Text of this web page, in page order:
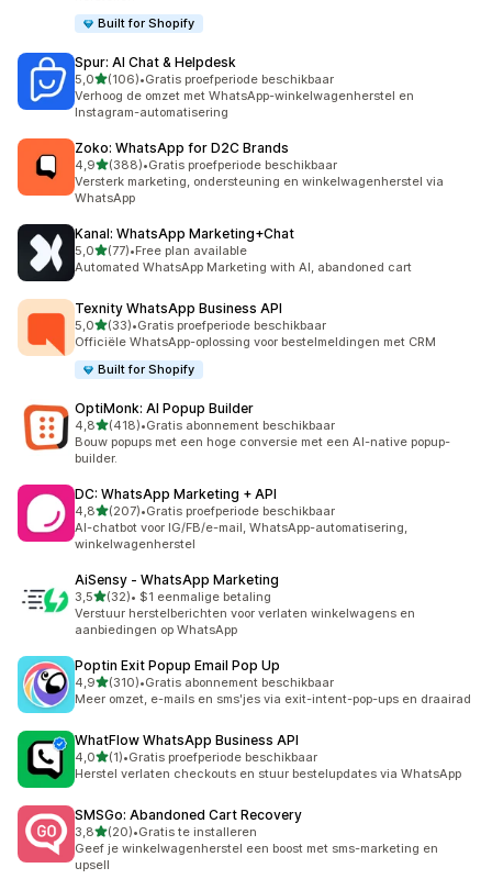
Built for Shopify
Spur: AI Chat & Helpdesk
5,0van 5 sterren
(106)
106 recensies in totaal
•Gratis proefperiode beschikbaar
Verhoog de omzet met WhatsApp-winkelwagenherstel en
Instagram-automatisering
Zoko: WhatsApp for D2C Brands
4,9van 5 sterren
(388)
388 recensies in totaal
•Gratis proefperiode beschikbaar
Versterk marketing, ondersteuning en winkelwagenherstel via
WhatsApp
Kanal: WhatsApp Marketing+Chat
5,0van 5 sterren
(77)
77 recensies in totaal
•Free plan available
Automated WhatsApp Marketing with AI, abandoned cart
Texnity WhatsApp Business API
5,0van 5 sterren
(33)
33 recensies in totaal
•Gratis proefperiode beschikbaar
Officiële WhatsApp-oplossing voor bestelmeldingen met CRM
Built for Shopify
OptiMonk: AI Popup Builder
4,8van 5 sterren
(418)
418 recensies in totaal
•Gratis abonnement beschikbaar
Bouw popups met een hoge conversie met een AI-native popup-
builder.
DC: WhatsApp Marketing + API
4,8van 5 sterren
(207)
207 recensies in totaal
•Gratis proefperiode beschikbaar
AI-chatbot voor IG/FB/e-mail, WhatsApp-automatisering,
winkelwagenherstel
AiSensy ‑ WhatsApp Marketing
3,5van 5 sterren
(32)
32 recensies in totaal
• $1 eenmalige betaling
Verstuur herstelberichten voor verlaten winkelwagens en
aanbiedingen op WhatsApp
Poptin Exit Popup Email Pop Up
4,9van 5 sterren
(310)
310 recensies in totaal
•Gratis abonnement beschikbaar
Meer omzet, e-mails en sms'jes via exit-intent-pop-ups en draairad
WhatFlow WhatsApp Business API
4,0van 5 sterren
(1)
1 recensies in totaal
•Gratis proefperiode beschikbaar
Herstel verlaten checkouts en stuur bestelupdates via WhatsApp
SMSGo: Abandoned Cart Recovery
3,8van 5 sterren
(20)
20 recensies in totaal
•Gratis te installeren
Geef je winkelwagenherstel een boost met sms-marketing en
upsell